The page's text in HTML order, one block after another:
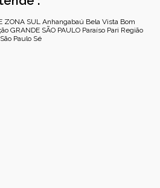
ZONA SUL Anhangabaú Bela Vista Bom
GRANDE SÃO PAULO Paraíso Pari Região
São Paulo Sé